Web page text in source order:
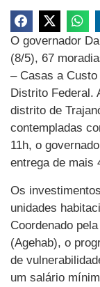
O governador
(8/5), 67
– Casas a
Distrito Federal.
distrito de
contempladas
11h, o
entrega de mais
Os
unidades
Coordenado
(Agehab), o
de
um salário